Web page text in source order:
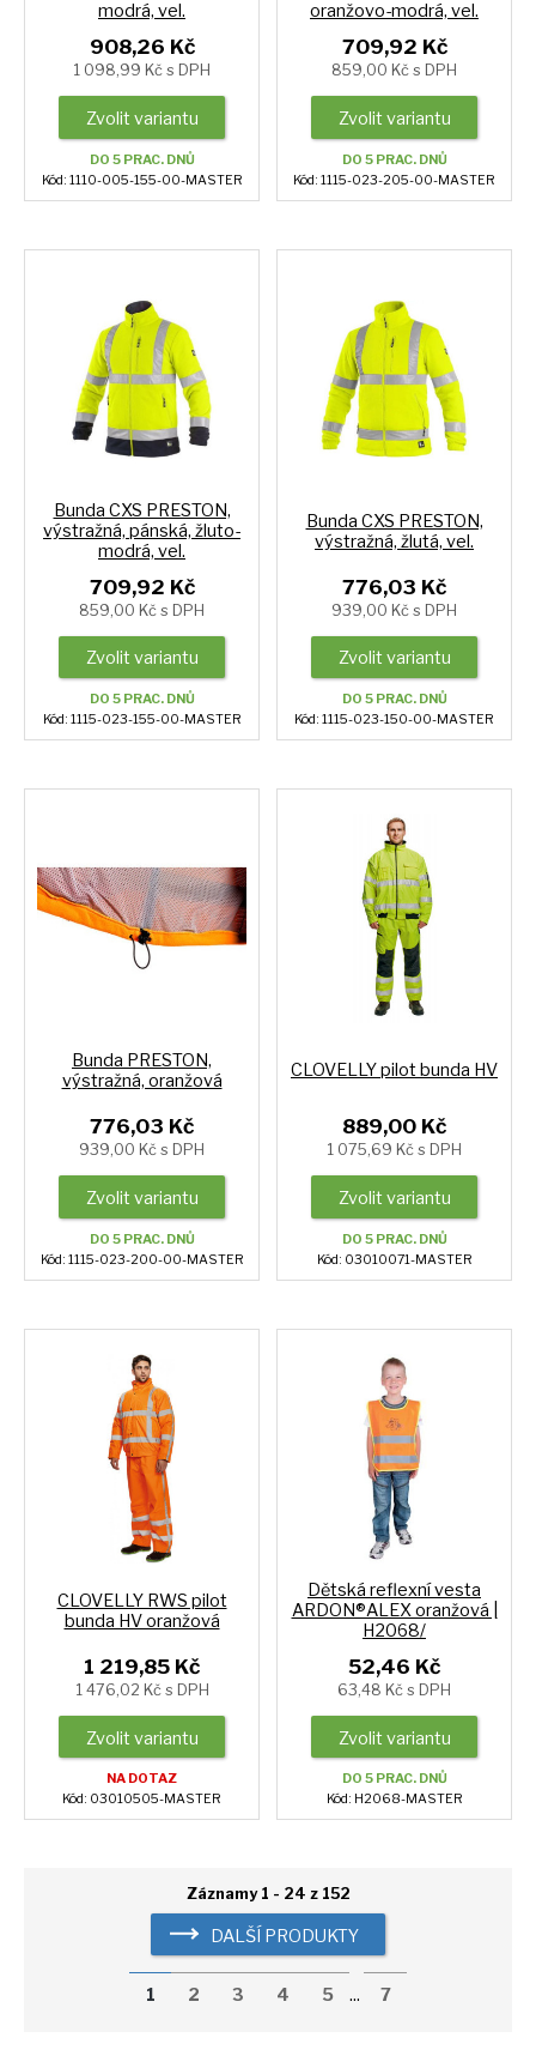
modrá, vel.
908,26 Kč
1 098,99 Kč s DPH
Zvolit variantu
DO 5 PRAC. DNŮ
Kód: 1110-005-155-00-MASTER
oranžovo-modrá, vel.
709,92 Kč
859,00 Kč s DPH
Zvolit variantu
DO 5 PRAC. DNŮ
Kód: 1115-023-205-00-MASTER
Bunda CXS PRESTON,
výstražná, pánská, žluto-
modrá, vel.
709,92 Kč
859,00 Kč s DPH
Zvolit variantu
DO 5 PRAC. DNŮ
Kód: 1115-023-155-00-MASTER
Bunda CXS PRESTON,
výstražná, žlutá, vel.
776,03 Kč
939,00 Kč s DPH
Zvolit variantu
DO 5 PRAC. DNŮ
Kód: 1115-023-150-00-MASTER
Bunda PRESTON,
výstražná, oranžová
776,03 Kč
939,00 Kč s DPH
Zvolit variantu
DO 5 PRAC. DNŮ
Kód: 1115-023-200-00-MASTER
CLOVELLY pilot bunda HV
889,00 Kč
1 075,69 Kč s DPH
Zvolit variantu
DO 5 PRAC. DNŮ
Kód: 03010071-MASTER
CLOVELLY RWS pilot
bunda HV oranžová
1 219,85 Kč
1 476,02 Kč s DPH
Zvolit variantu
NA DOTAZ
Kód: 03010505-MASTER
Dětská reflexní vesta
ARDON®ALEX oranžová |
H2068/
52,46 Kč
63,48 Kč s DPH
Zvolit variantu
DO 5 PRAC. DNŮ
Kód: H2068-MASTER
Záznamy 1 - 24 z 152
DALŠÍ PRODUKTY
1 2 3 4 5 ... 7